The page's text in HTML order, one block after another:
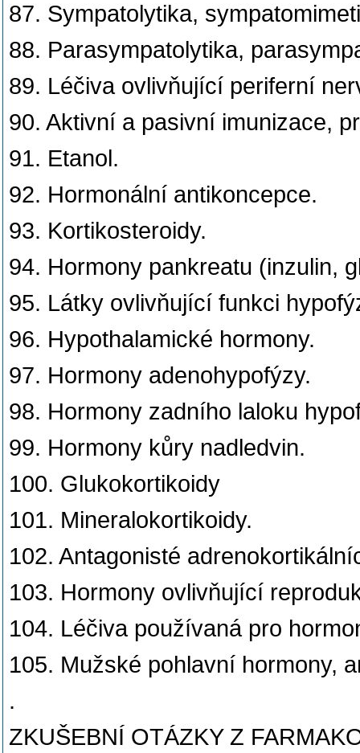
87. Sympatolytika,
88. Parasympatolytika,
89. Léčiva ovlivňující periferní
90. Aktivní a pasivní imunizace,
91. Etanol.
92. Hormonální antikoncepce.
93. Kortikosteroidy.
94. Hormony pankreatu (inzulin,
95. Látky ovlivňující funkci
96. Hypothalamické hormony.
97. Hormony adenohypofýzy.
98. Hormony zadního laloku
99. Hormony kůry nadledvin.
100. Glukokortikoidy
101. Mineralokortikoidy.
102. Antagonisté
103. Hormony ovlivňující
104. Léčiva používaná pro
105. Mužské pohlavní hormony,
.
ZKUŠEBNÍ OTÁZKY Z